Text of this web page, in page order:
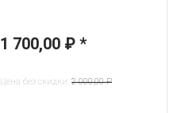
1 700,00 ₽*
Цена без скидки: 2 000,00 ₽